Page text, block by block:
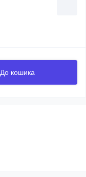
До кошика